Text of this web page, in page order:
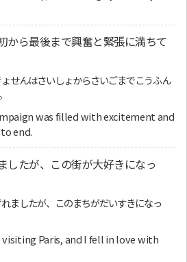
から最後まで興奮と緊張に満ちて
せんはさいしょからさいごまでこうふん
was filled with excitement and
end.
したが、この街が大好きになっ
ましたが、このまちがだいすきになっ
Paris, and I fell in love with